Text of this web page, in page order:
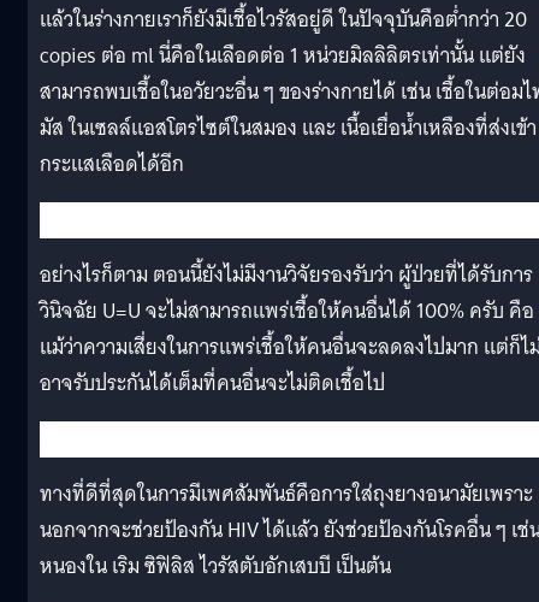
แล้วในร่างกายเราก็ยังมีเชื้อไวรัสอยู่ดี ในปัจจุบันคือต่ำกว่า 20
copies ต่อ ml นี่คือในเลือดต่อ 1 หน่วยมิลลิลิตรเท่านั้น แต่ยัง
สามารถพบเชื้อในอวัยวะอื่น ๆ ของร่างกายได้ เช่น เชื้อในต่อม
มัส ในเซลล์แอสโตรไซต์ในสมอง และ เนื้อเยื่อน้ำเหลืองที่ส่งเข้า
กระแสเลือดได้อีก
อย่างไรก็ตาม ตอนนี้ยังไม่มีงานวิจัยรองรับว่า ผู้ป่วยที่ได้รับการ
วินิจฉัย U=U จะไม่สามารถแพร่เชื้อให้คนอื่นได้ 100% ครับ คือ
แม้ว่าความเสี่ยงในการแพร่เชื้อให้คนอื่นจะลดลงไปมาก แต่ก็ไ
อาจรับประกันได้เต็มที่คนอื่นจะไม่ติดเชื้อไป
ทางที่ดีที่สุดในการมีเพศสัมพันธ์คือการใส่ถุงยางอนามัยเพราะ
นอกจากจะช่วยป้องกัน HIV ได้แล้ว ยังช่วยป้องกันโรคอื่น ๆ เช่
หนองใน เริม ซิฟิลิส ไวรัสตับอักเสบบี เป็นต้น